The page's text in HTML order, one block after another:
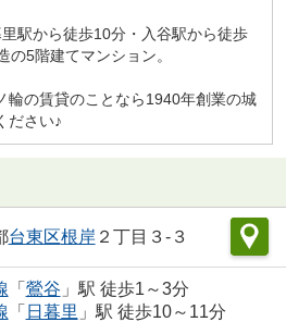
駅から徒歩10分・入谷駅から徒歩
の5階建てマンション。
輪の賃貸のことなら1940年創業の城
ださい♪
台東区根岸 ２丁目３-３
「 鶯谷 」駅 徒歩1～3分
「 日暮里 」駅 徒歩10～11分